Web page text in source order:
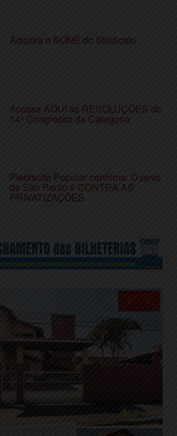
Adquira o BONÉ do Sindicato
Acesse AQUI as RESOLUÇÕES do
14º Congresso da Categoria
Plebiscito Popular confirma: O povo
de São Paulo é CONTRA AS
PRIVATIZAÇÕES